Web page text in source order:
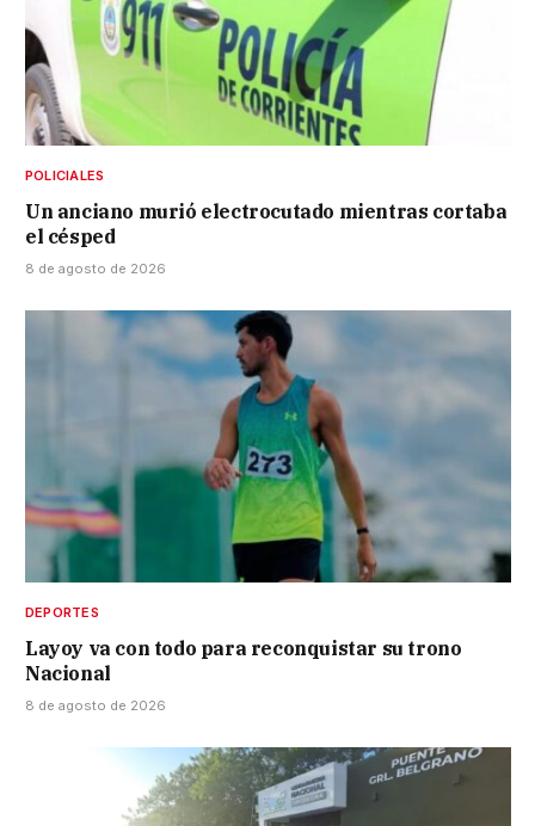
POLICIALES
Un anciano murió electrocutado mientras cortaba
el césped
8 de agosto de 2026
DEPORTES
Layoy va con todo para reconquistar su trono
Nacional
8 de agosto de 2026